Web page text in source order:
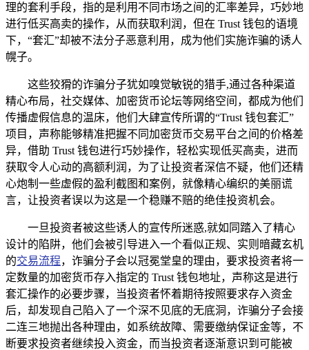
理的套利手段，指的是利用不同市场之间的汇率差异，巧妙地
进行低买高卖的操作，从而获取利润，但在 Trust 钱包的语境
下，“套汇”却被不法分子恶意利用，成为他们实施诈骗的诱人
幌子。
这些狡猾的诈骗分子犹如嗅觉敏锐的猎手,通过各种渠道
精心布局，社交媒体、加密货币论坛等网络空间，都成为他们
传播虚假信息的温床，他们大肆宣传所谓的“Trust 钱包套汇”
项目，声称能够精准把握不同加密货币交易平台之间的价格差
异，借助 Trust 钱包进行巧妙操作，轻松实现低买高卖，进而
获取令人心动的高额利润，为了让投资者深信不疑，他们还精
心炮制一些虚假的盈利截图和案例，就像精心编织的美丽谎
言，让投资者误以为这是一个稳赚不赔的绝佳投资机会。
一旦投资者被这些诱人的宣传所迷惑,就如同踏入了精心
设计的陷阱，他们会被引导进入一个看似正规、实则暗藏玄机
的交易流程，诈骗分子会以冠冕堂皇的理由，要求投资者将一
定数量的加密货币存入指定的 Trust 钱包地址，声称这是进行
套汇操作的必要步骤，当投资者怀着期待按照要求存入资金
后，却发现自己陷入了一个深不见底的无底洞，诈骗分子会接
二连三地抛出各种理由，如系统故障、需要缴纳保证金等，不
断要求投资者继续投入资金，而当投资者逐渐意识到可能被